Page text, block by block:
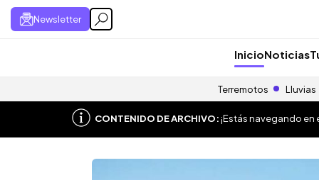
Newsletter
InicioNoticias
Terremotos Lluvias
CONTENIDO DE ARCHIVO:¡Estás navegando en